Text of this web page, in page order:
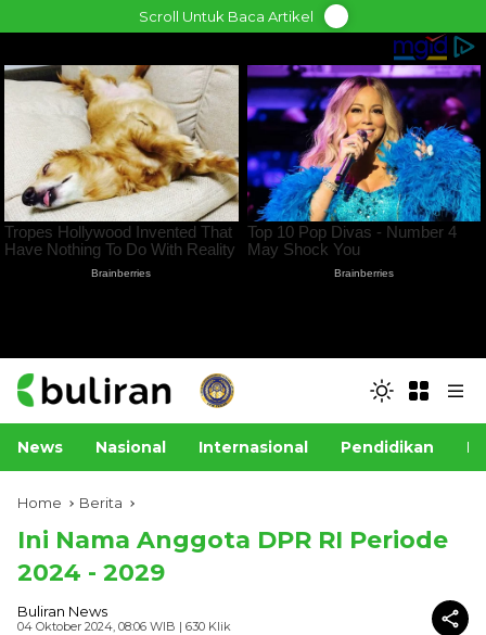
to
Scroll Untuk Baca Artikel
News Nasional Internasional Pendidikan
Home Berita
Ini Nama Anggota DPR RI Periode
2024 - 2029
Buliran News
04 Oktober 2024, 08:06 WIB | 630 Klik